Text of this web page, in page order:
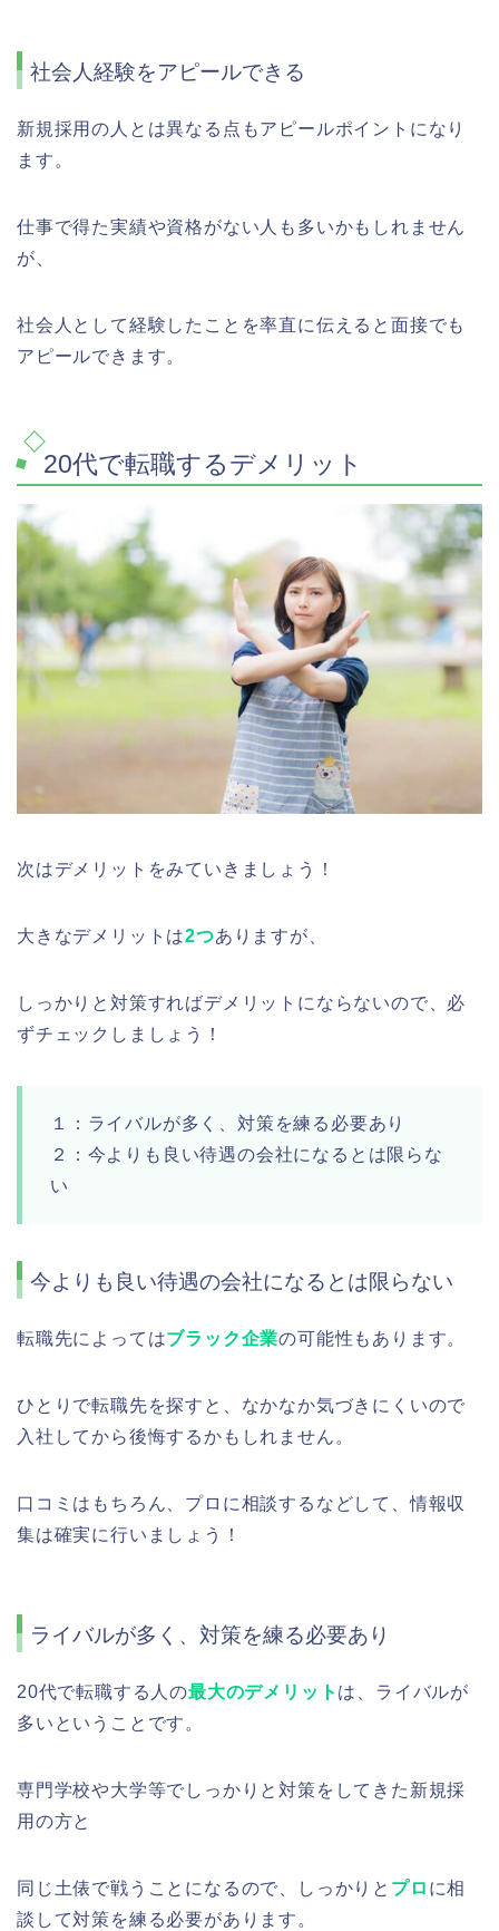
社会人経験をアピールできる
新規採用の人とは異なる点もアピールポイントになり
ます。
仕事で得た実績や資格がない人も多いかもしれません
が、
社会人として経験したことを率直に伝えると面接でも
アピールできます。
20代で転職するデメリット
次はデメリットをみていきましょう！
大きなデメリットは2つありますが、
しっかりと対策すればデメリットにならないので、必
ずチェックしましょう！
１：ライバルが多く、対策を練る必要あり
２：今よりも良い待遇の会社になるとは限らな
い
今よりも良い待遇の会社になるとは限らない
転職先によってはブラック企業の可能性もあります。
ひとりで転職先を探すと、なかなか気づきにくいので
入社してから後悔するかもしれません。
口コミはもちろん、プロに相談するなどして、情報収
集は確実に行いましょう！
ライバルが多く、対策を練る必要あり
20代で転職する人の最大のデメリット は、ライバルが
多いということです。
専門学校や大学等でしっかりと対策をしてきた新規採
用の方と
同じ土俵で戦うことになるので、しっかりと プロ に相
談して対策を練る必要があります。